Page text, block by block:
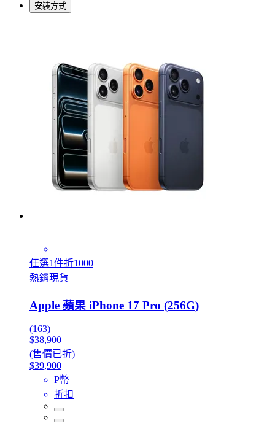
安裝方式
任選1件折1000
熱銷現貨
Apple 蘋果 iPhone 17 Pro (256G)
(163)
$38,900
(售價已折)
$39,900
P幣
折扣